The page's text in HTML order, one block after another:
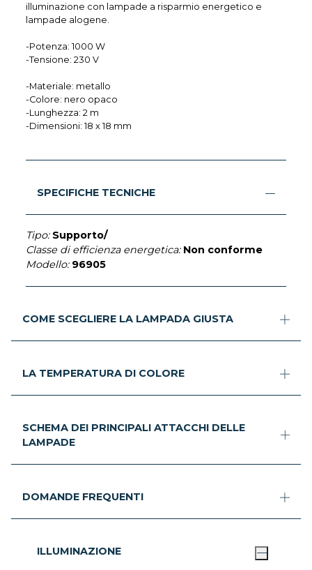
illuminazione con lampade a risparmio energetico e
lampade alogene.
-Potenza: 1000 W
-Tensione: 230 V
-Materiale: metallo
-Colore: nero opaco
-Lunghezza: 2 m
-Dimensioni: 18 x 18 mm
SPECIFICHE TECNICHE
Tipo: Supporto/
Classe di efficienza energetica: Non conforme
Modello: 96905
COME SCEGLIERE LA LAMPADA GIUSTA
LA TEMPERATURA DI COLORE
SCHEMA DEI PRINCIPALI ATTACCHI DELLE
LAMPADE
DOMANDE FREQUENTI
ILLUMINAZIONE